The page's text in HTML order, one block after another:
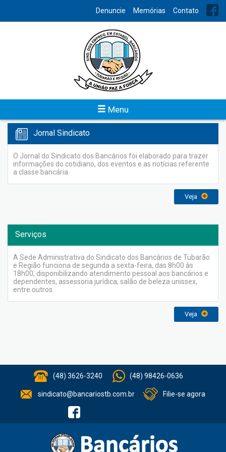
Denuncie Memórias Contato
Menu
Para facilitar o acesso aos sites de interesse dos bancários, o
Sindicato recomenda os seguintes links:
Jornal Sindicato
O Jornal do Sindicato dos Bancários foi elaborado para trazer
informações do cotidiano, dos eventos e as notícias referente
a classe bancária.
Veja
Serviços
A Sede Administrativa do Sindicato dos Bancários de Tubarão
e Região funciona de segunda a sexta-feira, das 8h00 às
18h00, disponibilizando atendimento pessoal aos bancários e
dependentes, assessoria jurídica, salão de beleza unissex,
entre outros.
Veja
(48) 3626-3240 (48) 98426-0636
sindicato@bancariostb.com.br Filie-se agora